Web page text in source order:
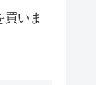
買いま